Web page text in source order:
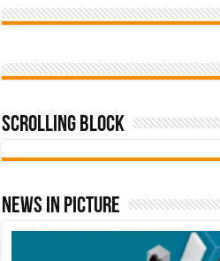
Scrolling Block
News In Picture